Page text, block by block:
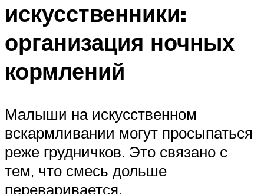
искусственники:
организация ночных
кормлений
Малыши на искусственном
вскармливании могут просыпаться
реже грудничков. Это связано с
тем, что смесь дольше
переваривается.